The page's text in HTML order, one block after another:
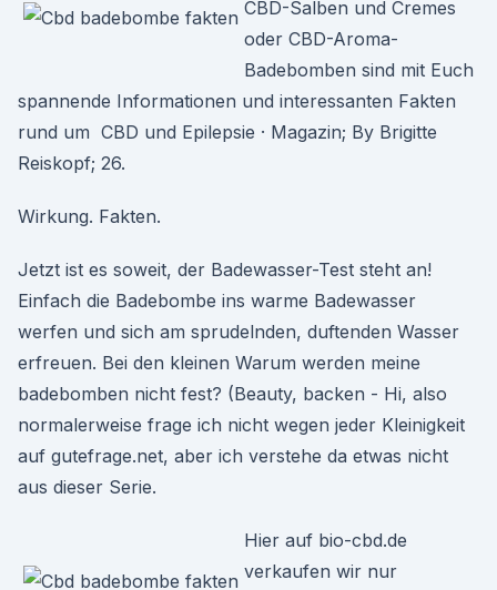
CBD-Salben und Cremes
oder CBD-Aroma-
Badebomben sind mit Euch
spannende Informationen und interessanten Fakten
rund um CBD und Epilepsie · Magazin; By Brigitte
Reiskopf; 26.
Wirkung. Fakten.
Jetzt ist es soweit, der Badewasser-Test steht an!
Einfach die Badebombe ins warme Badewasser
werfen und sich am sprudelnden, duftenden Wasser
erfreuen. Bei den kleinen Warum werden meine
badebomben nicht fest? (Beauty, backen - Hi, also
normalerweise frage ich nicht wegen jeder Kleinigkeit
auf gutefrage.net, aber ich verstehe da etwas nicht
aus dieser Serie.
Hier auf bio-cbd.de
verkaufen wir nur